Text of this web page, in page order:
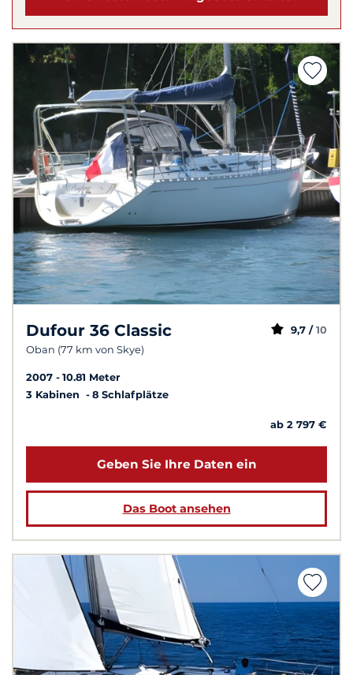
Dufour 36 Classic
Oban (77 km von Skye)
9,7 / 10
2007
10.81 Meter
3 Kabinen
8 Schlafplätze
ab 2 797 €
Geben Sie Ihre Daten ein
Das Boot ansehen